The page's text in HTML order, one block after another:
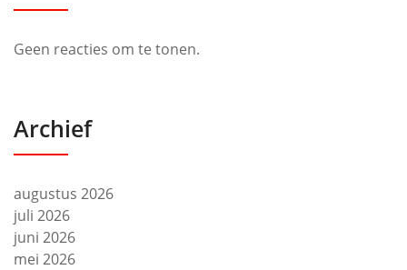
Geen reacties om te tonen.
Archief
augustus 2026
juli 2026
juni 2026
mei 2026